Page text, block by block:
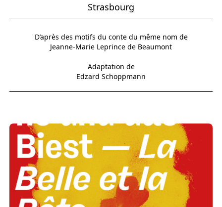
Strasbourg
D’après des motifs du conte du même nom de
Jeanne-Marie Leprince de Beaumont
Adaptation de
Edzard Schoppmann